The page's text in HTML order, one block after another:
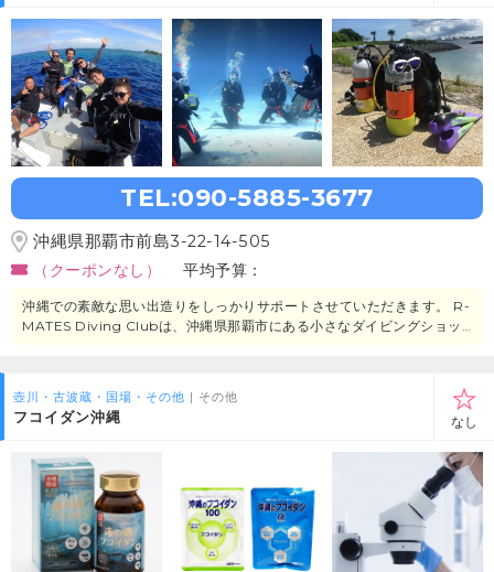
TEL:090-5885-3677
沖縄県那覇市前島3-22-14-505
（クーポンなし）
平均予算：
沖縄での素敵な思い出造りをしっかりサポートさせていただきます。 R-
MATES Diving Clubは、沖縄県那覇市にある小さなダイビングショッ
壺川・古波蔵・国場・その他 | その他
フコイダン沖縄 なし